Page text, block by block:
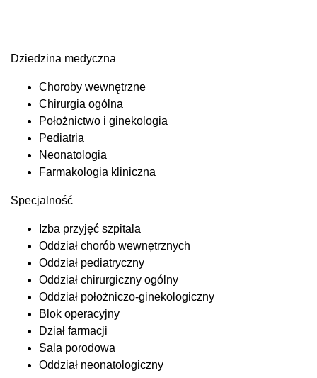
Dziedzina medyczna
Choroby wewnętrzne
Chirurgia ogólna
Położnictwo i ginekologia
Pediatria
Neonatologia
Farmakologia kliniczna
Specjalność
Izba przyjęć szpitala
Oddział chorób wewnętrznych
Oddział pediatryczny
Oddział chirurgiczny ogólny
Oddział położniczo-ginekologiczny
Blok operacyjny
Dział farmacji
Sala porodowa
Oddział neonatologiczny